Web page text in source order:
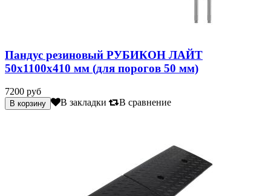
Пандус резиновый РУБИКОН ЛАЙТ
50х1100х410 мм (для порогов 50 мм)
7200 руб
В закладки В сравнение